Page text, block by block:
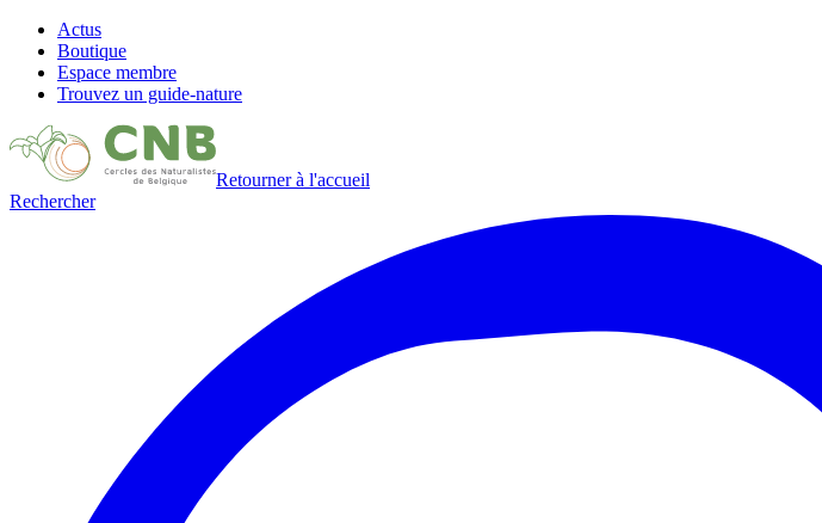
Actus
Boutique
Espace membre
Trouvez un guide-nature
Retourner à l'accueil
Rechercher